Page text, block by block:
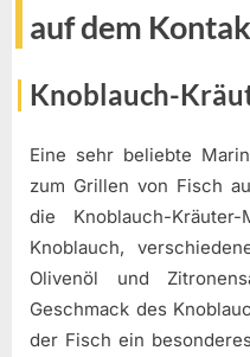
auf dem
Knoblauch-
Eine sehr beliebte
zum Grillen von Fisch
die Knoblauch-
Knoblauch,
Olivenöl und
Geschmack des
der Fisch ein